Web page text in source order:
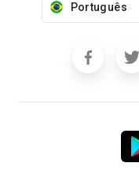
Português